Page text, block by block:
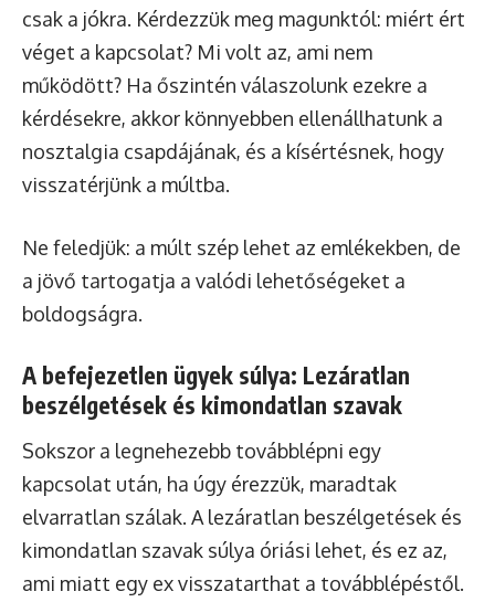
csak a jókra. Kérdezzük meg magunktól: miért ért
véget a kapcsolat? Mi volt az, ami nem
működött? Ha őszintén válaszolunk ezekre a
kérdésekre, akkor könnyebben ellenállhatunk a
nosztalgia csapdájának, és a kísértésnek, hogy
visszatérjünk a múltba.
Ne feledjük: a múlt szép lehet az emlékekben, de
a jövő tartogatja a valódi lehetőségeket a
boldogságra.
A befejezetlen ügyek súlya: Lezáratlan
beszélgetések és kimondatlan szavak
Sokszor a legnehezebb továbblépni egy
kapcsolat után, ha úgy érezzük, maradtak
elvarratlan szálak. A lezáratlan beszélgetések és
kimondatlan szavak súlya óriási lehet, és ez az,
ami miatt egy ex visszatarthat a továbblépéstől.